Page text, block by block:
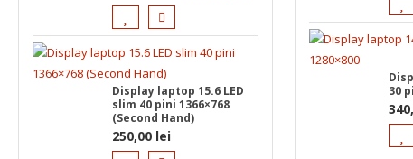
a
fost:
este:
Display laptop 15.6 LED
slim 40 pini 1366×768
(Second Hand)
250,00 lei
30